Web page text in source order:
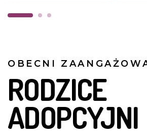
OBECNI
RODZICE
ADOPCYJNI